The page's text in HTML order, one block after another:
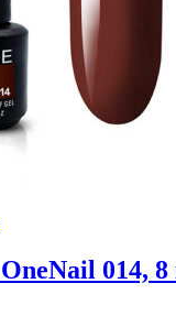
014,